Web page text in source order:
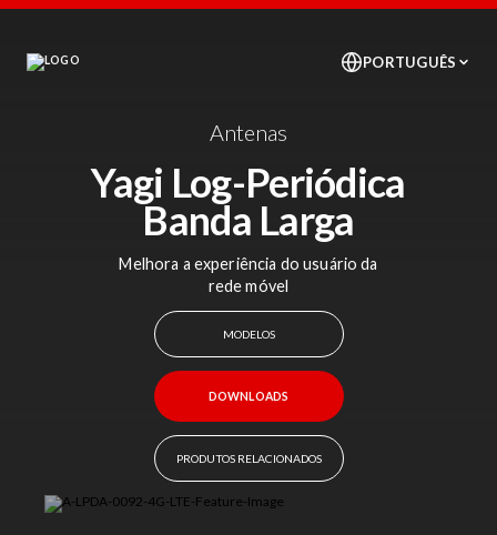
Antenas
Yagi Log-Periódica
Banda Larga
Melhora a experiência do usuário da
rede móvel
MODELOS
DOWNLOADS
PRODUTOS RELACIONADOS